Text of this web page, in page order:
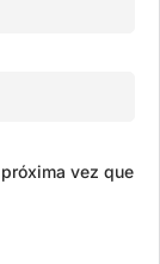
vez que